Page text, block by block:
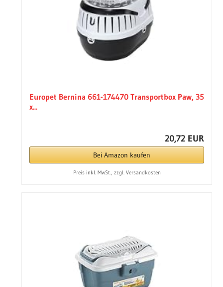
Europet Bernina 661-174470 Transportbox Paw, 35
x...
20,72 EUR
Bei Amazon kaufen
Preis inkl. MwSt., zzgl. Versandkosten